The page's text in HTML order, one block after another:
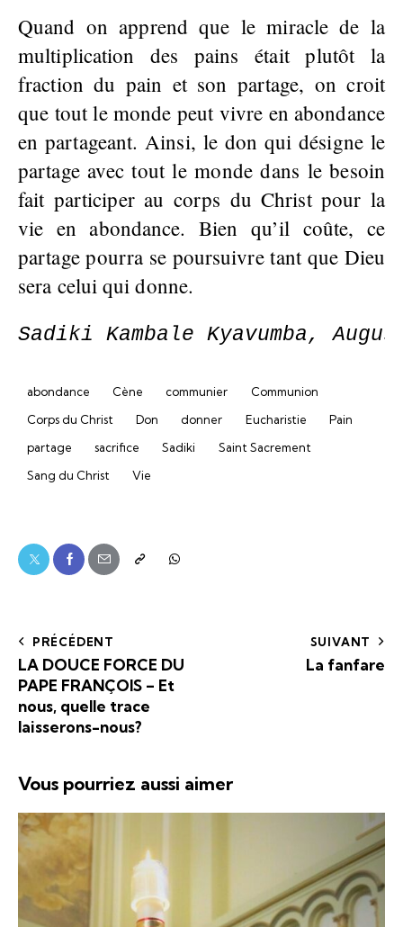
Quand on apprend que le miracle de la
multiplication des pains était plutôt la
fraction du pain et son partage, on croit
que tout le monde peut vivre en abondance
en partageant. Ainsi, le don qui désigne le
partage avec tout le monde dans le besoin
fait participer au corps du Christ pour la
vie en abondance. Bien qu’il coûte, ce
partage pourra se poursuivre tant que Dieu
sera celui qui donne.
Sadiki Kambale Kyavumba,
abondance Cène communier
Communion
Corps du Christ
Don donner Eucharistie
Pain
partage
sacrifice Sadiki
Saint Sacrement
Sang du Christ
Vie
PRÉCÉDENT
LA DOUCE FORCE DU
PAPE FRANÇOIS – Et
nous, quelle trace
laisserons-nous?
SUIVANT
La fanfare
Vous pourriez aussi aimer